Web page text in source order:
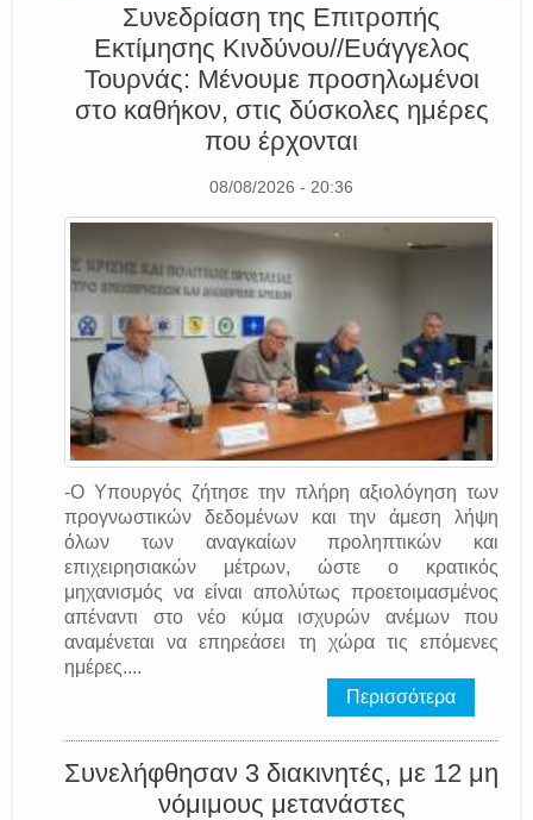
Συνεδρίαση της Επιτροπής
Εκτίμησης Κινδύνου//Ευάγγελος
Τουρνάς: Μένουμε προσηλωμένοι
στο καθήκον, στις δύσκολες ημέρες
που έρχονται
08/08/2026 - 20:36
-Ο Υπουργός ζήτησε την πλήρη αξιολόγηση των
προγνωστικών δεδομένων και την άμεση λήψη
όλων των αναγκαίων προληπτικών και
επιχειρησιακών μέτρων, ώστε ο κρατικός
μηχανισμός να είναι απολύτως προετοιμασμένος
απέναντι στο νέο κύμα ισχυρών ανέμων που
αναμένεται να επηρεάσει τη χώρα τις επόμενες
ημέρες....
Περισσότερα
Συνελήφθησαν 3 διακινητές, με 12 μη
νόμιμους μετανάστες